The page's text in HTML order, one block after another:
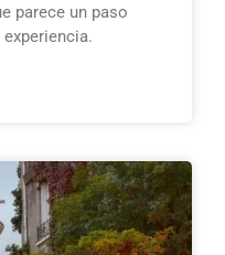
parece un paso